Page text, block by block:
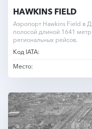
HAWKINS FIELD
Аэропорт Hawkins Field в
полосой длиной 1641
региональных рейсов.
Код IATA:
Место: